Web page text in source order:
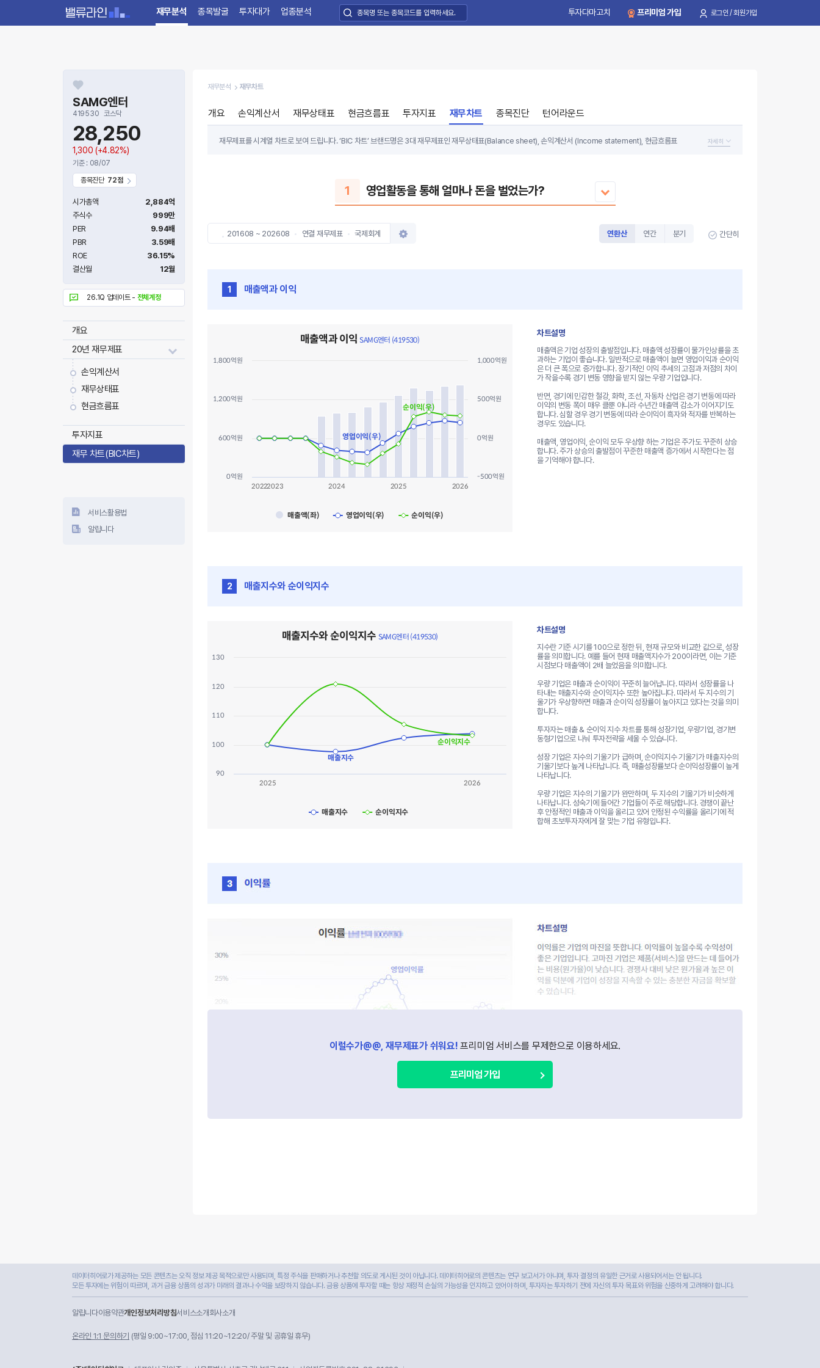
재무분석 종목발굴 투자대가 업종분석 투자다마고치 프리미엄 가입 로그인 / 회원가입
SAMG엔터
419530 코스닥
28,250
1,300 (+4.82%)
기준 : 08/07
종목진단 72점
시가총액
2,884억
주식수
999만
PER
9.94배
PBR
3.59배
ROE
36.15%
결산월
12월
26.1Q 업데이트 - 전체계정
개요
20년 재무제표
손익계산서
재무상태표
현금흐름표
투자지표
재무 차트(BIC차트)
서비스활용법
알립니다
재무분석 재무차트
개요 손익계산서 재무상태표 현금흐름표 투자지표 재무차트 종목진단 턴어라운드
자세히
재무제표를 시계열 차트로 보여 드립니다. ‘BIC 차트’ 브랜드명은 3대 재무제표인 재무상태표(Balance sheet), 손익계산서 (Income statement), 현금흐름표
현재 시점에서 싼지 비싼지 등을 종합적으로 판단해 빠른 투자의사 결정을 내리는 데 도움을 드립니다.
1 영업활동을 통해 얼마나 돈을 벌었는가?
201608 ~ 202608 연결 재무제표 국제회계 연환산 연간 분기 간단히
1 매출액과 이익
Combination chart with 3 data series.
The chart has 1 X axis displaying categories.
영업이익(우)
순이익(우)
매출액과 이익SAMG엔터 (419530)
매출액(좌) 영업이익(우) 순이익(우)
20222023 2024 2025 2026
0억원
600억원
1,200억원
1,800억원
-500억원
0억원
500억원
1,000억원
차트설명
매출액은 기업 성장의 출발점입니다. 매출액 성장률이 물가인상률을 초
과하는 기업이 좋습니다. 일반적으로 매출액이 늘면 영업이익과 순이익
은 더 큰 폭으로 증가합니다. 장기적인 이익 추세의 고점과 저점의 차이
가 작을수록 경기 변동 영향을 받지 않는 우량 기업입니다.
반면, 경기에 민감한 철강, 화학, 조선, 자동차 산업은 경기 변동에 따라
이익의 변동 폭이 매우 클뿐 아니라 수년간 매출액 감소가 이어지기도
합니다. 심할 경우 경기 변동에 따라 순이익이 흑자와 적자를 반복하는
경우도 있습니다.
매출액, 영업이익, 순이익 모두 우상향 하는 기업은 주가도 꾸준히 상승
합니다. 주가 상승의 출발점이 꾸준한 매출액 증가에서 시작한다는 점
을 기억해야 합니다.
2 매출지수와 순이익지수
Line chart with 2 lines.
The chart has 1 X axis displaying categories.
매출지수
순이익지수
매출지수와 순이익지수SAMG엔터 (419530)
매출지수 순이익지수
2025 2026
90
100
110
120
130
차트설명
지수란 기준 시기를 100으로 정한 뒤, 현재 규모와 비교한 값으로, 성장
률을 의미합니다. 예를 들어 현재 매출액지수가 200이라면, 이는 기준
시점보다 매출액이 2배 늘었음을 의미합니다.
우량 기업은 매출과 순이익이 꾸준히 늘어납니다. 따라서 성장률을 나
타내는 매출지수와 순이익지수 또한 높아집니다. 따라서 두 지수의 기
울기가 우상향하면 매출과 순이익 성장률이 높아지고 있다는 것을 의미
합니다.
투자자는 매출 & 순이익 지수 차트를 통해 성장기업, 우량기업, 경기변
동형기업으로 나눠 투자전략을 세울 수 있습니다.
성장 기업은 지수의 기울기가 급하며, 순이익지수 기울기가 매출지수의
기울기보다 높게 나타납니다. 즉, 매출성장률보다 순이익성장률이 높게
나타납니다.
우량 기업은 지수의 기울기가 완만하며, 두 지수의 기울기가 비슷하게
나타납니다. 성숙기에 들어간 기업들이 주로 해당합니다. 경쟁이 끝난
후 안정적인 매출과 이익을 올리고 있어 안정된 수익률을 올리기에 적
합해 초보투자자에게 잘 맞는 기업 유형입니다.
이럴수가@@, 재무제표가 쉬워요! 프리미엄 서비스를 무제한으로 이용하세요.
프리미엄 가입
데이터히어로가 제공하는 모든 콘텐츠는 오직 정보 제공 목적으로만 사용되며, 특정 주식을 판매하거나 추천할 의도로 게시된 것이 아닙니다. 데이터히어로의 콘텐츠는 연구 보고서가 아니며, 투자 결정의 유일한 근거로 사용되어서는 안 됩니다.
모든 투자에는 위험이 따르며, 과거 금융 상품의 성과가 미래의 결과나 수익을 보장하지 않습니다. 금융 상품에 투자할 때는 항상 재정적 손실의 가능성을 인지하고 있어야 하며, 투자자는 투자하기 전에 자신의 투자 목표와 위험을 신중하게 고려해야 합니다.
알립니다이용약관개인정보처리방침서비스소개 회사소개
온라인 1:1 문의하기 (평일 9:00~17:00, 점심 11:20~12:20/ 주말 및 공휴일 휴무)